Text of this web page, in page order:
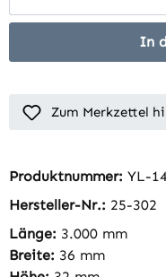
In
Zum Merkzettel
Produktnummer: YL-
Hersteller-Nr.: 25-302
Länge: 3.000 mm
Breite: 36 mm